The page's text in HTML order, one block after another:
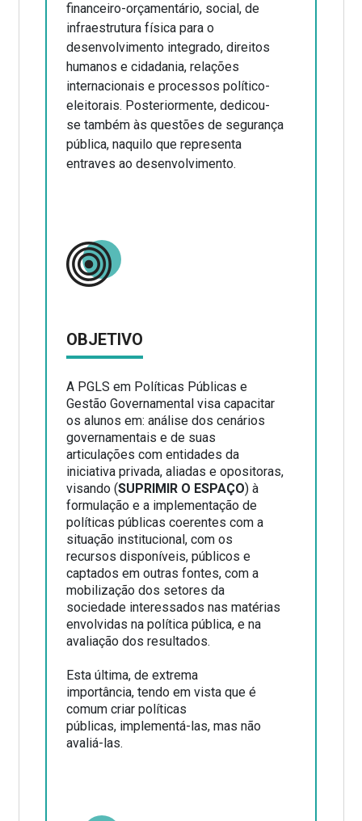
financeiro-orçamentário, social, de
infraestrutura física para o
desenvolvimento integrado, direitos
humanos e cidadania, relações
internacionais e processos político-
eleitorais. Posteriormente, dedicou-
se também às questões de segurança
pública, naquilo que representa
entraves ao desenvolvimento.
OBJETIVO
A PGLS em Políticas Públicas e
Gestão Governamental visa capacitar
os alunos em: análise dos cenários
governamentais e de suas
articulações com entidades da
iniciativa privada, aliadas e opositoras,
visando (SUPRIMIR O ESPAÇO) à
formulação e a implementação de
políticas públicas coerentes com a
situação institucional, com os
recursos disponíveis, públicos e
captados em outras fontes, com a
mobilização dos setores da
sociedade interessados nas matérias
envolvidas na política pública, e na
avaliação dos resultados.
Esta última, de extrema
importância, tendo em vista que é
comum criar políticas
públicas, implementá-las, mas não
avaliá-las.